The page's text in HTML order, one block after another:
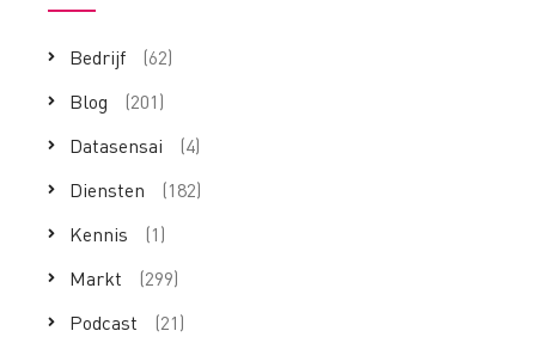
Bedrijf
(62)
Blog
(201)
Datasensai
(4)
Diensten
(182)
Kennis
(1)
Markt
(299)
Podcast
(21)